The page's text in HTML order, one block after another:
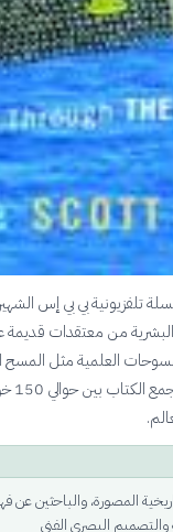
تلفزيونية بي بي إس
البشرية من معتقدات
العلمية مثل المسح
المصورة، والباحثين عن
والتصميم البصري الفني